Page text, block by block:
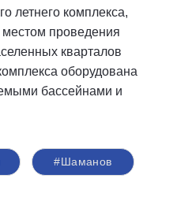
летнего комплекса,
проведения
кварталов
оборудована
бассейнами и
#Шаманов